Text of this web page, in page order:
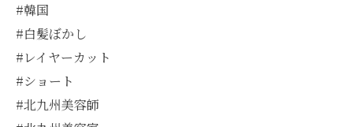
#韓国
#白髪ぼかし
#レイヤーカット
#ショート
#北九州美容師